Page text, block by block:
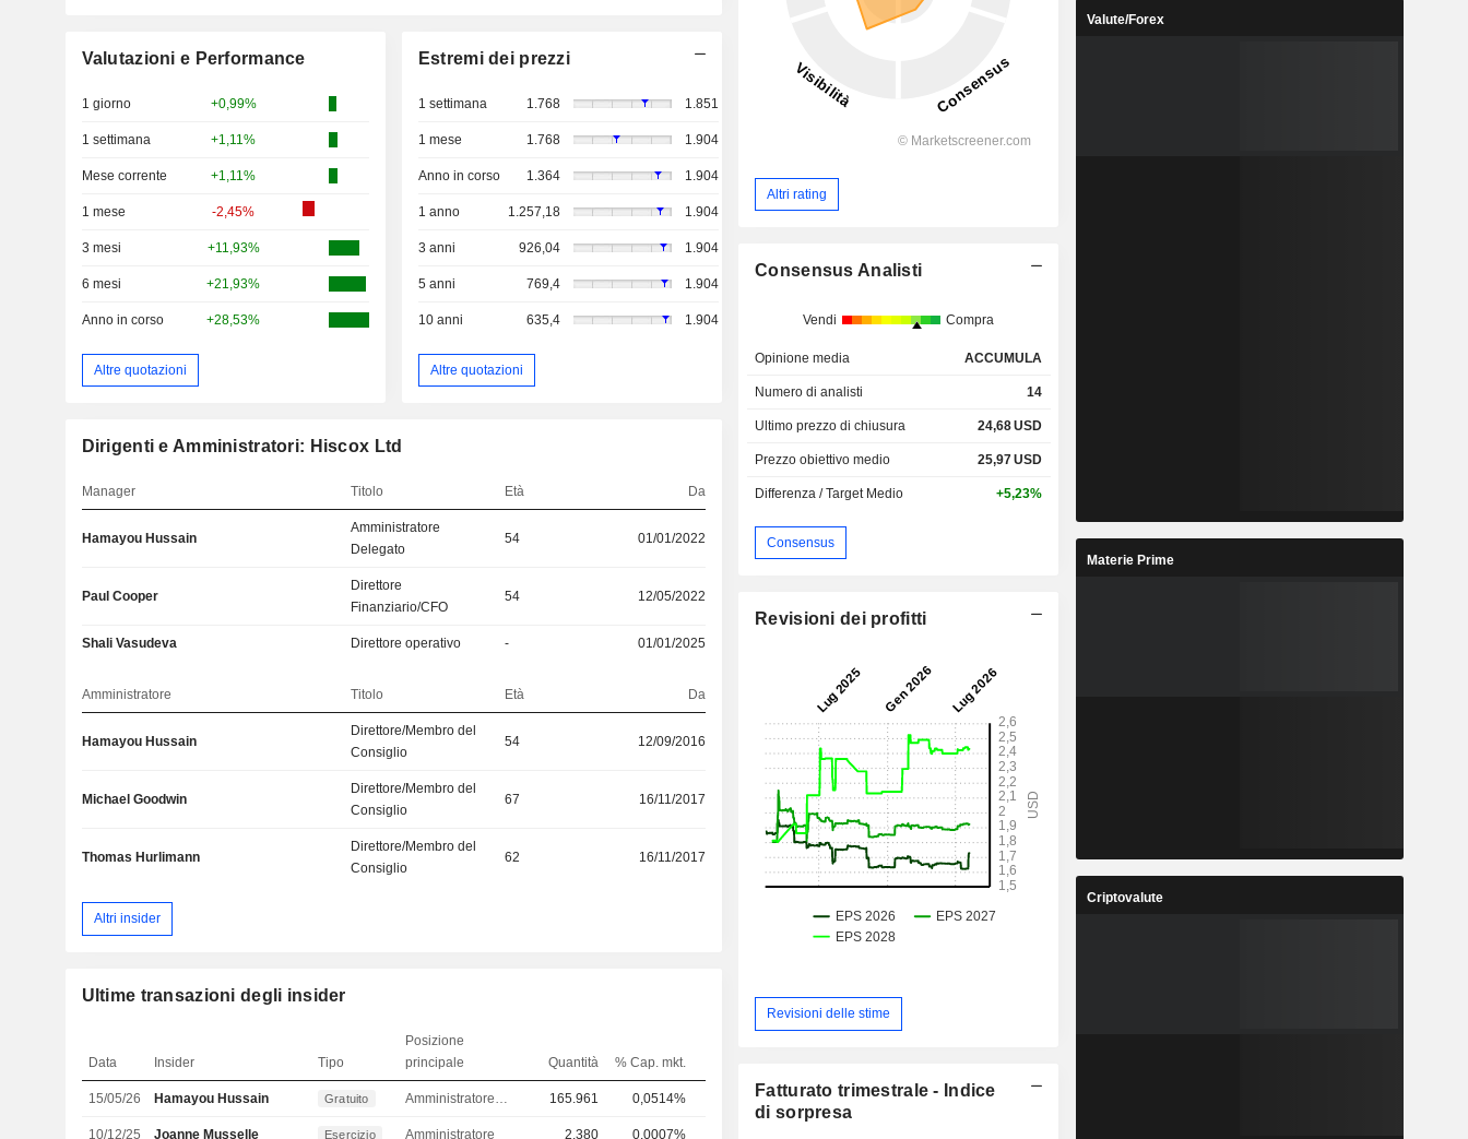
Valutazioni e Performance
1 giorno +0,99%
1 settimana +1,11%
Mese corrente +1,11%
1 mese -2,45%
3 mesi +11,93%
6 mesi +21,93%
Anno in corso +28,53%
Altre quotazioni
Estremi dei prezzi
1 settimana 1.768 1.851
1 mese 1.768 1.904
Anno in corso 1.364 1.904
1 anno 1.257,18 1.904
3 anni 926,04 1.904
5 anni 769,4 1.904
10 anni 635,4 1.904
Altre quotazioni
Dirigenti e Amministratori: Hiscox Ltd
Manager Titolo Età Da
Hamayou Hussain
Amministratore
Delegato
54 01/01/2022
Paul Cooper
Direttore
Finanziario/CFO
54 12/05/2022
Shali Vasudeva Direttore operativo - 01/01/2025
Amministratore Titolo Età Da
Hamayou Hussain
Direttore/Membro del
Consiglio
54 12/09/2016
Michael Goodwin
Direttore/Membro del
Consiglio
67 16/11/2017
Thomas Hurlimann
Direttore/Membro del
Consiglio
62 16/11/2017
Altri insider
Ultime transazioni degli insider
Data Insider Tipo
Posizione
principale
Quantità % Cap. mkt.
15/05/26 Hamayou Hussain Gratuito 165.961 0,0514%
10/12/25 Joanne Musselle Esercizio Amministratore 2.380 0,0007%
Altri rating
Consensus Analisti
Vendi Compra
Opinione media ACCUMULA
Numero di analisti 14
Ultimo prezzo di chiusura 24,68USD
Prezzo obiettivo medio 25,97USD
Differenza / Target Medio +5,23%
Consensus
Revisioni dei profitti
Revisioni delle stime
Fatturato trimestrale - Indice
di sorpresa
Valute/Forex
Materie Prime
Criptovalute